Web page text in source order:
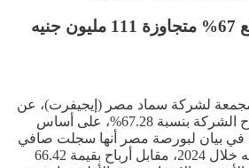
أرباح سماد مصر ترتفع 67% متجاوزة 111 مليون جنيه
لشركة سماد مصر (إيجيفرت)، عن
العام الماضي، إرتفاع أرباح الشركة بنسبة 67.28%، على أساس
بيان لبورصة مصر أنها سجلت صافي
ربح بلغ 111.11 مليون جنيه خلال 2024، مقابل أرباح بقيمة 66.42